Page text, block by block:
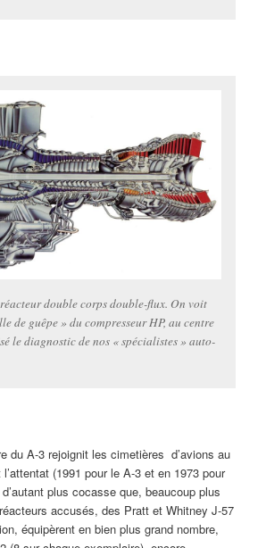
double corps double-flux. On voit
de guêpe » du compresseur HP, au centre
le diagnostic de nos « spécialistes » auto-
du A-3 rejoignit les cimetières d’avions au
(1991 pour le A-3 et en 1973 pour
plus cocasse que, beaucoup plus
accusés, des Pratt et Whitney J-57
équipèrent en bien plus grand nombre,